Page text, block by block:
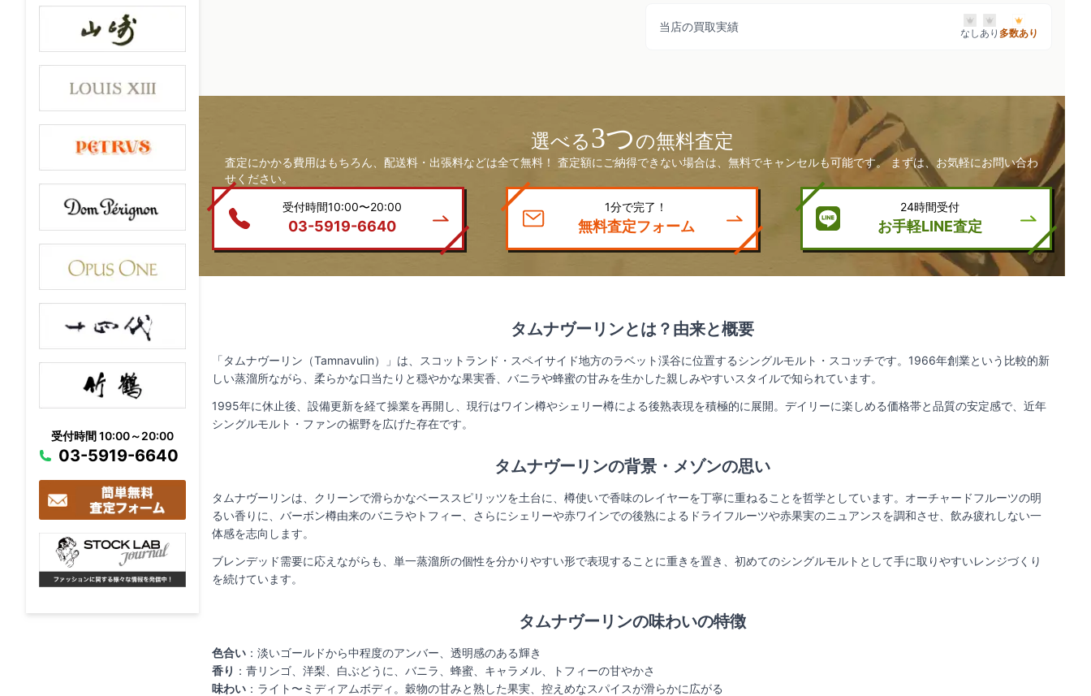
受付時間 10:00～20:00
03-5919-6640
当店の買取実績 なし あり 多数あり
選べる3つの無料査定
査定にかかる費用はもちろん、配送料・出張料などは全て無料！ 査定額にご納得できない場合は、無料でキャンセルも可能です。 まずは、お気軽にお問い合わ
せください。
受付時間10:00〜20:00
03-5919-6640
1分で完了！
無料査定フォーム
24時間受付
お手軽LINE査定
タムナヴーリンとは？由来と概要
「タムナヴーリン（Tamnavulin）」は、スコットランド・スペイサイド地方のラベット渓谷に位置するシングルモルト・スコッチです。1966年創業という比較的新
しい蒸溜所ながら、柔らかな口当たりと穏やかな果実香、バニラや蜂蜜の甘みを生かした親しみやすいスタイルで知られています。
1995年に休止後、設備更新を経て操業を再開し、現行はワイン樽やシェリー樽による後熟表現を積極的に展開。デイリーに楽しめる価格帯と品質の安定感で、近年
シングルモルト・ファンの裾野を広げた存在です。
タムナヴーリンの背景・メゾンの思い
タムナヴーリンは、クリーンで滑らかなベーススピリッツを土台に、樽使いで香味のレイヤーを丁寧に重ねることを哲学としています。オーチャードフルーツの明
るい香りに、バーボン樽由来のバニラやトフィー、さらにシェリーや赤ワインでの後熟によるドライフルーツや赤果実のニュアンスを調和させ、飲み疲れしない一
体感を志向します。
ブレンデッド需要に応えながらも、単一蒸溜所の個性を分かりやすい形で表現することに重きを置き、初めてのシングルモルトとして手に取りやすいレンジづくり
を続けています。
タムナヴーリンの味わいの特徴
色合い ：淡いゴールドから中程度のアンバー、透明感のある輝き
香り ：青リンゴ、洋梨、白ぶどうに、バニラ、蜂蜜、キャラメル、トフィーの甘やかさ
味わい ：ライト〜ミディアムボディ。穀物の甘みと熟した果実、控えめなスパイスが滑らかに広がる